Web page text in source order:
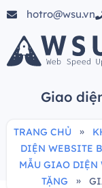
hotro@wsu.vn
Giao
TRANG CHỦ »
DIỆN WEBSITE
MẪU GIAO DIỆN
TẶNG
»